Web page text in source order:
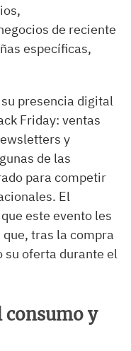
de reciente
específicas,
presencia digital
Friday: ventas
y
de las
para competir
El
este evento les
tras la compra
oferta durante el
consumo y